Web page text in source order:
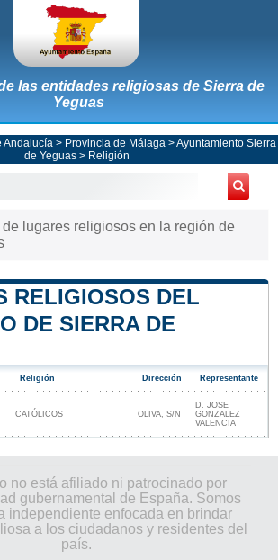
las entidades religiosas de Sierra de
Yeguas
Andalucía > Provincia de Málaga >Ayuntamiento Sierra
de Yeguas> Religión
lugares religiosos en la región de
RELIGIOSOS DEL
DE SIERRA DE
Religión Dirección Representante
CATÓLICOS OLIVA, S/N
D. JOSE
GONZALEZ
VALENCIA
no está afiliado ni patrocinado por
gubernamental de España. Somos
independiente enfocada en brindar
a los ciudadanos y residentes del
país.